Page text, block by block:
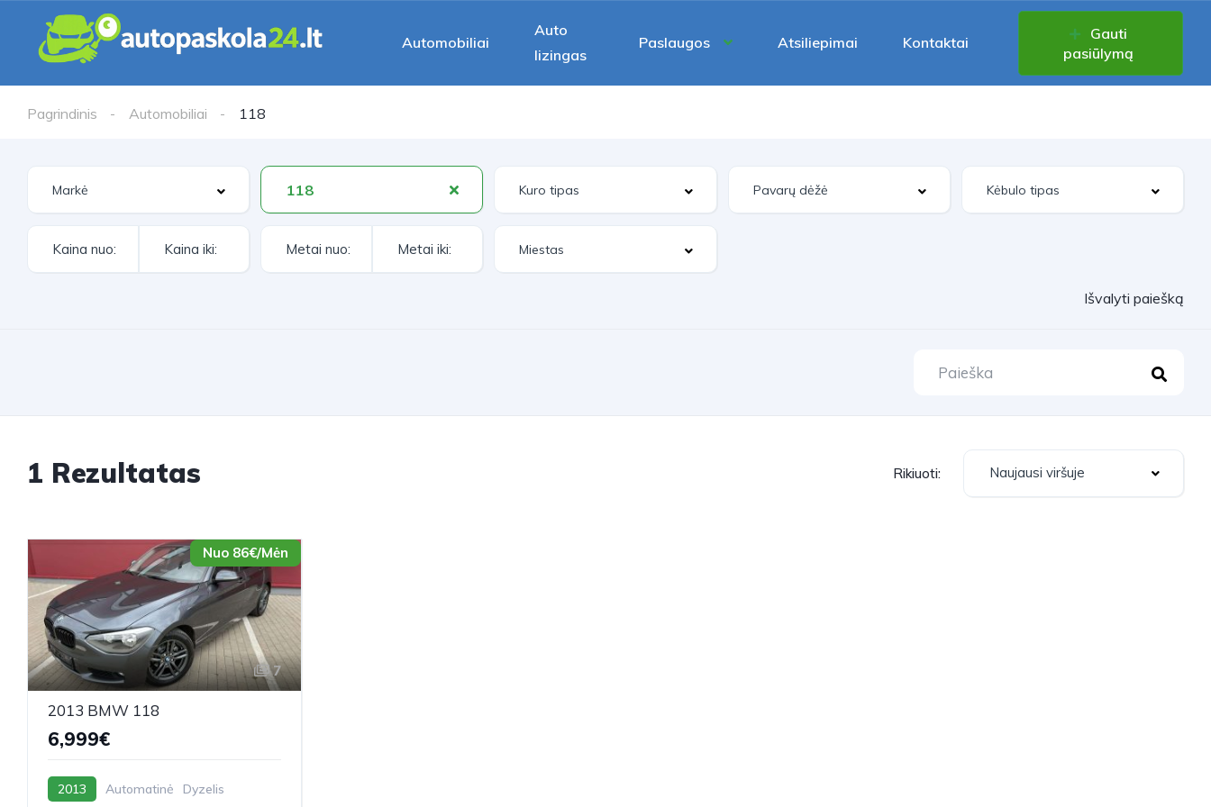
Automobiliai
Auto
lizingas
Paslaugos Atsiliepimai Kontaktai
Gauti
pasiūlymą
Pagrindinis Automobiliai 118
118
Išvalyti paiešką
1 Rezultatas Rikiuoti: Naujausi viršuje
Nuo 86€/Mėn
7
2013 BMW 118
6,999€
2013 Automatinė Dyzelis